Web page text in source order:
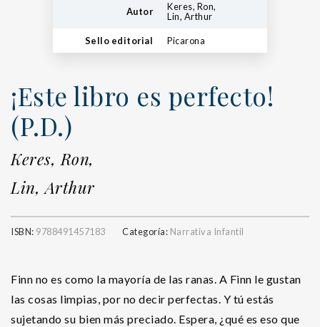
Autor
Keres, Ron,
Lin, Arthur
Sello editorial Picarona
¡Este libro es perfecto!
(P.D.)
Keres, Ron,
Lin, Arthur
ISBN: 9788491457183 Categoría: Narrativa Infantil
Finn no es como la mayoría de las ranas. A Finn le gustan
las cosas limpias, por no decir perfectas. Y tú estás
sujetando su bien más preciado. Espera, ¿qué es eso que